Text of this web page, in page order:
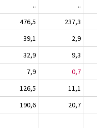
..
..
476,5
237,3
39,1
2,9
32,9
9,3
7,9
0,7
126,5
11,1
190,6
20,7